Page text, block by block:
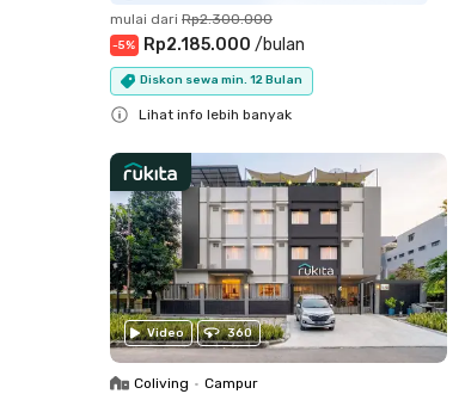
mulai dari Rp2.300.000
-5% Rp2.185.000 /bulan
Diskon sewa min. 12 Bulan
Lihat info lebih banyak
Video 360
Coliving • Campur